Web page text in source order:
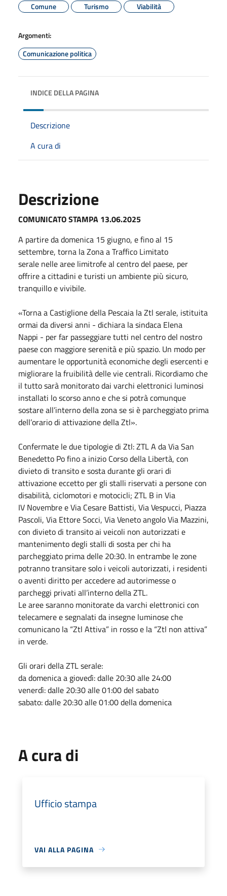
Comune
Turismo Viabilità
Argomenti:
Comunicazione politica
INDICE DELLA PAGINA
Descrizione
A cura di
Descrizione
COMUNICATO STAMPA 13.06.2025
A partire dadomenica 15 giugno, e fino al 15
settembre, torna la Zona a Traffico Limitato
serale nelle aree limitrofe al centro del paese, per
offrire a cittadini e turisti un ambiente più sicuro,
tranquillo e vivibile.
«Torna a Castiglione della Pescaia la Ztl serale, istituita
ormai da diversi anni - dichiara la sindaca Elena
Nappi - per far passeggiare tutti nel centro del nostro
paese con maggiore serenità e più spazio. Un modo per
aumentare le opportunità economiche degli esercenti e
migliorare la fruibilità delle vie centrali. Ricordiamo che
il tutto sarà monitorato dai varchi elettronici luminosi
installati lo scorso anno e che si potrà comunque
sostare all’interno della zona se si è parcheggiato prima
dell’orario di attivazione della Ztl».
Confermate le due tipologie di Ztl: ZTL A da Via San
Benedetto Po fino a inizio Corso della Libertà, con
divieto di transito e sosta durante gli orari di
attivazione eccetto per gli stalli riservati a persone con
disabilità, ciclomotori e motocicli; ZTL B in Via
IV Novembree Via Cesare Battisti, Via Vespucci, Piazza
Pascoli, Via Ettore Socci, Via Veneto angolo Via Mazzini,
con divieto di transito ai veicoli non autorizzati e
mantenimento degli stalli di sosta per chi ha
parcheggiato prima delle 20:30. In entrambe le zone
potranno transitare solo i veicoli autorizzati, i residenti
o aventi diritto per accedere ad autorimesse o
parcheggi privati all’interno della ZTL.
Le aree saranno monitorate da varchi elettronici con
telecamere e segnalati da insegne luminose che
comunicano la “Ztl Attiva” in rosso e la “Ztl non attiva”
in verde.
Gli orari della ZTL serale:
dadomenicaa giovedì: dalle 20:30 alle 24:00
venerdì: dalle 20:30 alle 01:00 del sabato
sabato: dalle 20:30 alle 01:00 delladomenica
A cura di
Ufficio stampa
VAI ALLA PAGINA